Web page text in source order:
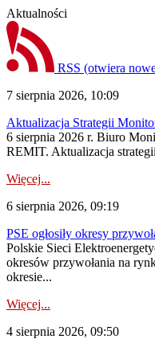
Aktualności
RSS (otwiera
7 sierpnia 2026, 10:09
Aktualizacja Strategii
6 sierpnia 2026 r. Biuro
REMIT. Aktualizacja
Więcej...
6 sierpnia 2026, 09:19
PSE ogłosiły okresy
Polskie Sieci
okresów przywołania na
okresie...
Więcej...
4 sierpnia 2026, 09:50